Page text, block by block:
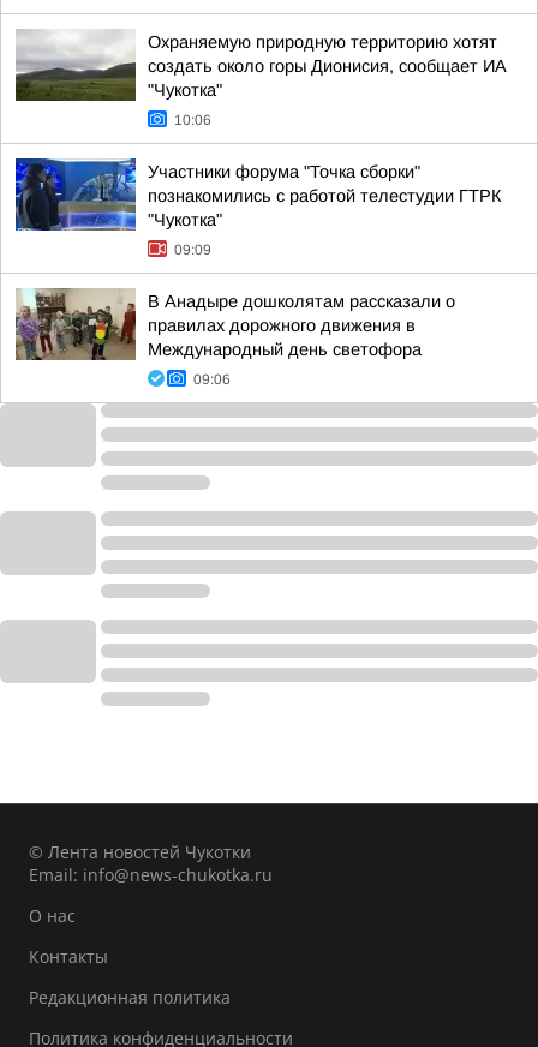
Охраняемую природную территорию хотят
создать около горы Дионисия, сообщает ИА
"Чукотка"
10:06
Участники форума "Точка сборки"
познакомились с работой телестудии ГТРК
"Чукотка"
09:09
В Анадыре дошколятам рассказали о
правилах дорожного движения в
Международный день светофора
09:06
© Лента новостей Чукотки
Email: info@news-chukotka.ru
О нас
Контакты
Редакционная политика
Политика конфиденциальности